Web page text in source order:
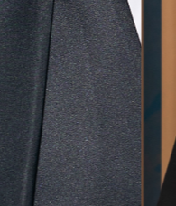
無料相談予約
来店・オンライン